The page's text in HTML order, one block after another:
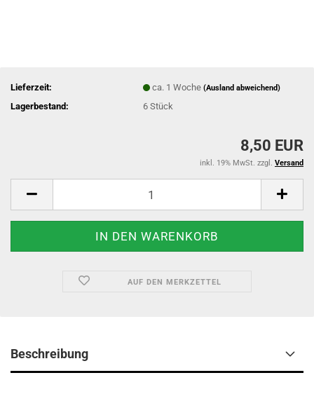
Lieferzeit: ca. 1 Woche(Ausland abweichend)
Lagerbestand: 6Stück
8,50 EUR
inkl. 19% MwSt. zzgl. Versand
AUF DEN MERKZETTEL
Beschreibung